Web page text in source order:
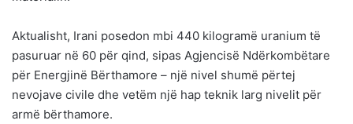
Aktualisht, Irani posedon mbi 440 kilogramë uranium të
pasuruar në 60 për qind, sipas Agjencisë Ndërkombëtare
për Energjinë Bërthamore – një nivel shumë përtej
nevojave civile dhe vetëm një hap teknik larg nivelit për
armë bërthamore.